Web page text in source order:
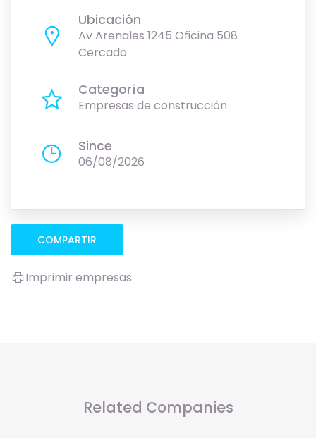
Ubicación
Av Arenales 1245 Oficina 508
Cercado
Categoría
Empresas de construcción
Since
06/08/2026
COMPARTIR
Imprimir empresas
Related Companies